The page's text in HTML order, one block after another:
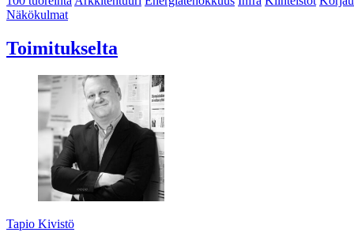
Näkökulmat
Toimitukselta
Tapio Kivistö